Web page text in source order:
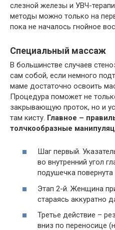
слезной железы и УВЧ-
методы можно только на
пока не началось гнойное
Специальный массаж
В большинстве случаев
сам собой, если немного
маме достаточно освоить
Процедура поможет не
закрывающую проток, но и
там кисту. Главное –
толчкообразные
Шаг первый.
во внутренний угол
подушечка повернута
Этап 2-й. Женщина
стараясь аккуратно
Третье действие –
вниз по переносице